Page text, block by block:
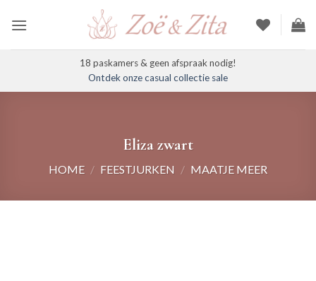
naar
18 paskamers & geen afspraak nodig!
Ontdek onze casual collectie sale
Eliza zwart
HOME / FEESTJURKEN / MAATJE MEER